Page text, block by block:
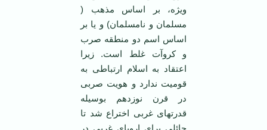
ویژه، بر اساس مذهب (
مسلمان و نامسلمان) و یا بر
اساس اسم دو منطقه صرب
و کروآت غلط است. زیرا
اعتقاد به اسلام ارتباطی به
قومیت ندارد و هویت صربی
در قرن نوزدهم بوسیله
قدرتهای غربی اختراع شد تا
حائلی برای اروپای غربی در